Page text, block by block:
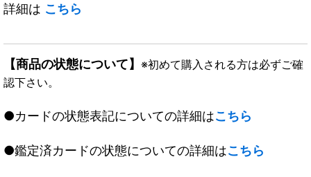
詳細は こちら
【商品の状態について】 ※初めて購入される方は必ずご確
認下さい。
●カードの状態表記についての詳細はこちら
●鑑定済カードの状態についての詳細はこちら